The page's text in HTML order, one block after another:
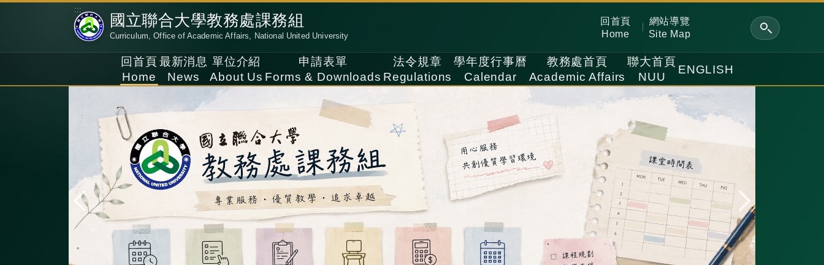
:::
國立聯合大學教務處課務組
Curriculum, Office of Academic Affairs, National United University
回首頁
Home
網站導覽
Site Map
回首頁
Home
最新消息
News
單位介紹
About Us
申請表單
Forms & Downloads
法令規章
Regulations
學年度行事曆
Calendar
教務處首頁
Academic Affairs
聯大首頁
NUU
ENGLISH